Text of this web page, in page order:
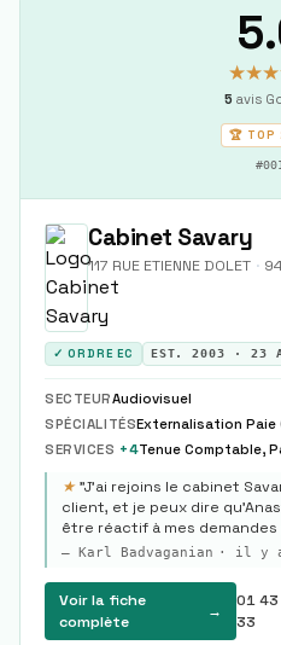
5 avis
🏆 TOP
#001
Cabinet Savary
117 RUE ETIENNE DOLET ·
✓ ORDRE EC EST.2003 ·23
SECTEURAudiovisuel
SPÉCIALITÉSExternalisation
SERVICES +4Tenue Comptable,
★ "J’ai rejoins le cabinet
client, et je peux dire
être réactif à mes
— Karl Badvaganian · il y
Voir la fiche
complète
→
01
33